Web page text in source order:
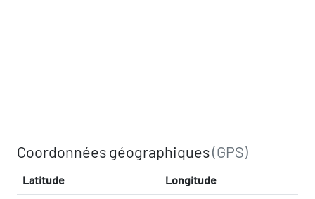
Coordonnées géographiques(GPS)
Latitude Longitude